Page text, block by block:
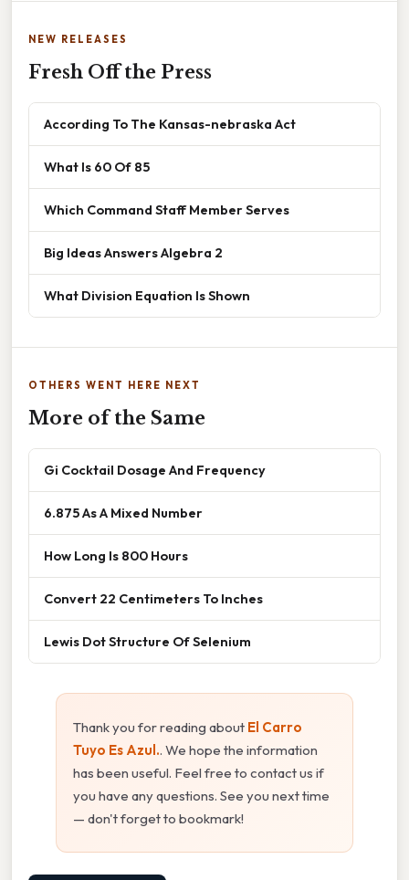
NEW RELEASES
Fresh Off the Press
According To The Kansas-nebraska Act
What Is 60 Of 85
Which Command Staff Member Serves
Big Ideas Answers Algebra 2
What Division Equation Is Shown
OTHERS WENT HERE NEXT
More of the Same
Gi Cocktail Dosage And Frequency
6.875 As A Mixed Number
How Long Is 800 Hours
Convert 22 Centimeters To Inches
Lewis Dot Structure Of Selenium
Thank you for reading about El Carro
Tuyo Es Azul.. We hope the information
has been useful. Feel free to contact us if
you have any questions. See you next time
— don't forget to bookmark!